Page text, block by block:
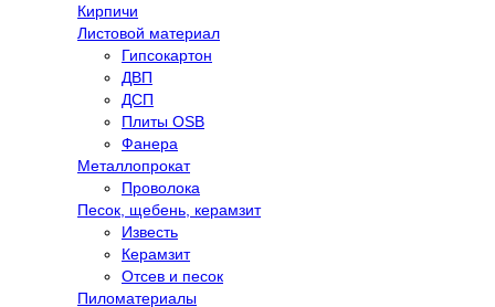
Кирпичи
Листовой материал
Гипсокартон
ДВП
ДСП
Плиты OSB
Фанера
Металлопрокат
Проволока
Песок, щебень, керамзит
Известь
Керамзит
Отсев и песок
Пиломатериалы